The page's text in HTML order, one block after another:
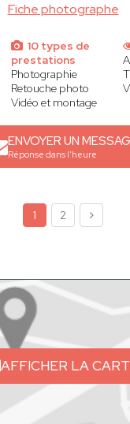
Fiche photographe
10 types de
prestations
Photographie
Retouche photo
Vidéo et montage
ENVOYER UN
Réponse dans l'heure
1 2
AFFICHER LA